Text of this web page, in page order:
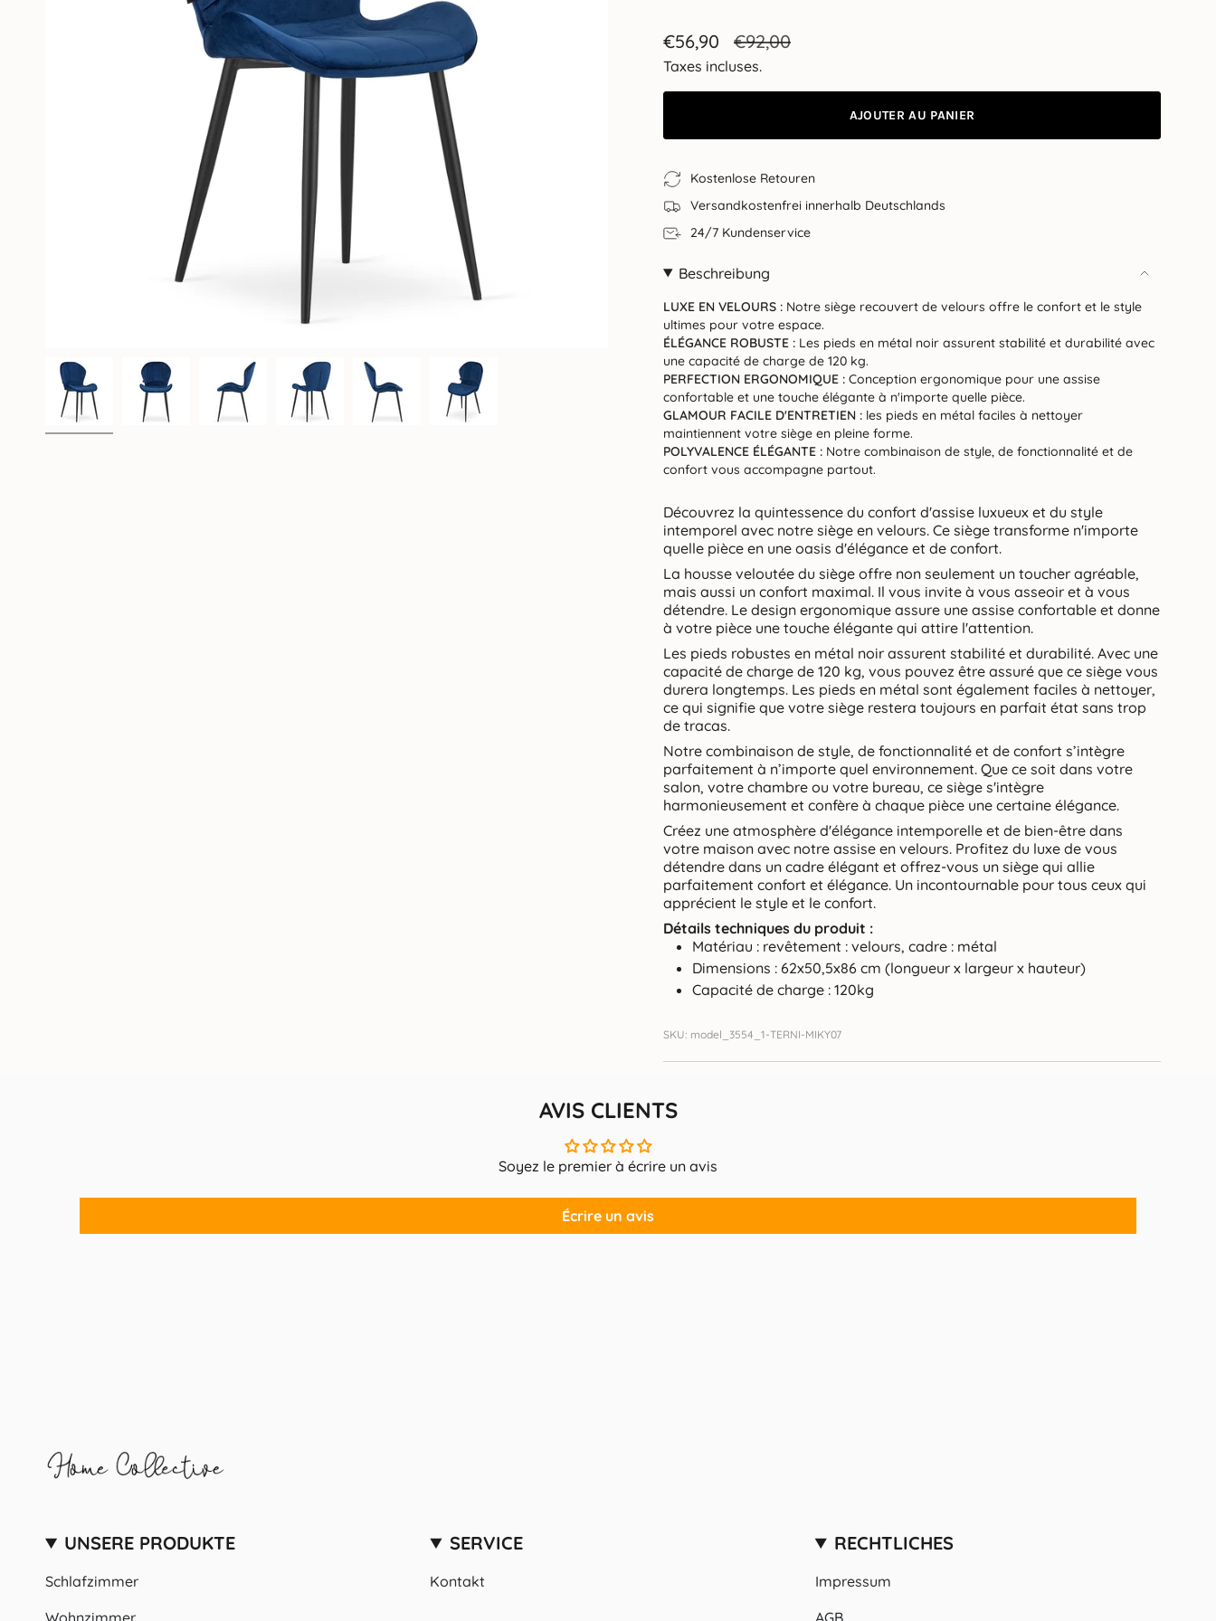
Prix
de
vente
€56,90
Prix
régulier
€92,00
Taxes incluses.
AJOUTER AU PANIER
Kostenlose Retouren
Versandkostenfrei innerhalb Deutschlands
24/7 Kundenservice
Beschreibung
LUXE EN VELOURS : Notre siège recouvert de velours offre le confort et le style
ultimes pour votre espace.
ÉLÉGANCE ROBUSTE : Les pieds en métal noir assurent stabilité et durabilité avec
une capacité de charge de 120 kg.
PERFECTION ERGONOMIQUE : Conception ergonomique pour une assise
confortable et une touche élégante à n'importe quelle pièce.
GLAMOUR FACILE D'ENTRETIEN : les pieds en métal faciles à nettoyer
maintiennent votre siège en pleine forme.
POLYVALENCE ÉLÉGANTE : Notre combinaison de style, de fonctionnalité et de
confort vous accompagne partout.
Découvrez la quintessence du confort d'assise luxueux et du style
intemporel avec notre siège en velours. Ce siège transforme n'importe
quelle pièce en une oasis d'élégance et de confort.
La housse veloutée du siège offre non seulement un toucher agréable,
mais aussi un confort maximal. Il vous invite à vous asseoir et à vous
détendre. Le design ergonomique assure une assise confortable et donne
à votre pièce une touche élégante qui attire l'attention.
Les pieds robustes en métal noir assurent stabilité et durabilité. Avec une
capacité de charge de 120 kg, vous pouvez être assuré que ce siège vous
durera longtemps. Les pieds en métal sont également faciles à nettoyer,
ce qui signifie que votre siège restera toujours en parfait état sans trop
de tracas.
Notre combinaison de style, de fonctionnalité et de confort s’intègre
parfaitement à n’importe quel environnement. Que ce soit dans votre
salon, votre chambre ou votre bureau, ce siège s'intègre
harmonieusement et confère à chaque pièce une certaine élégance.
Créez une atmosphère d'élégance intemporelle et de bien-être dans
votre maison avec notre assise en velours. Profitez du luxe de vous
détendre dans un cadre élégant et offrez-vous un siège qui allie
parfaitement confort et élégance. Un incontournable pour tous ceux qui
apprécient le style et le confort.
Détails techniques du produit :
Matériau : revêtement : velours, cadre : métal
Dimensions : 62x50,5x86 cm (longueur x largeur x hauteur)
Capacité de charge : 120kg
SKU: model_3554_1-TERNI-MIKY07
AVIS CLIENTS
Soyez le premier à écrire un avis
Écrire un avis
UNSERE PRODUKTE
Schlafzimmer
Wohnzimmer
SERVICE
Kontakt
RECHTLICHES
Impressum
AGB